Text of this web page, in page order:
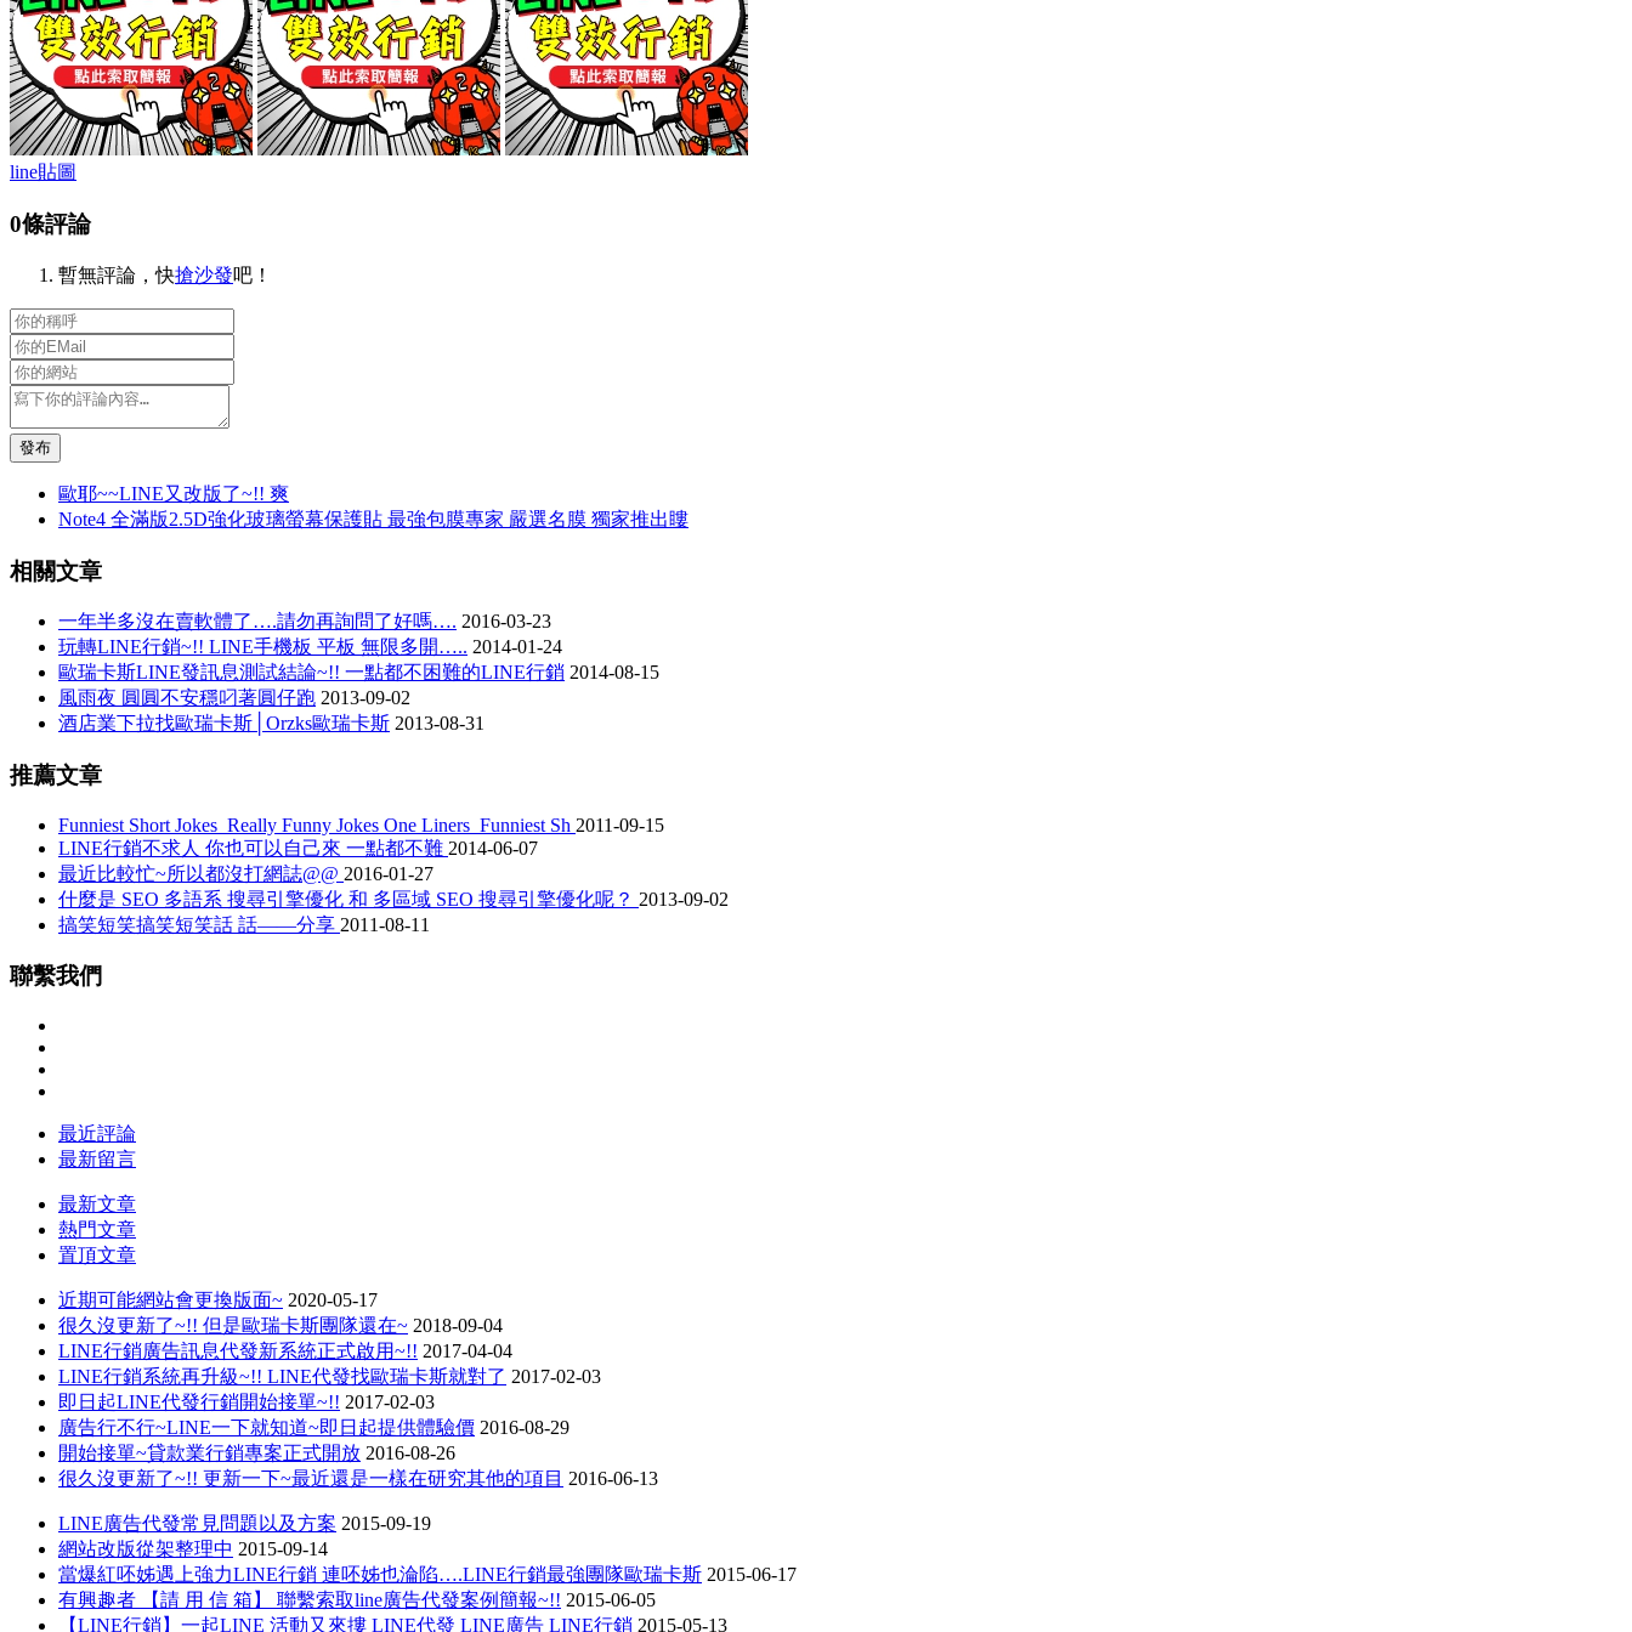
line貼圖
0條評論
暫無評論，快搶沙發吧！
發布
歐耶~~LINE又改版了~!! 爽
Note4 全滿版2.5D強化玻璃螢幕保護貼 最強包膜專家 嚴選名膜 獨家推出瞜
相關文章
一年半多沒在賣軟體了….請勿再詢問了好嗎…. 2016-03-23
玩轉LINE行銷~!! LINE手機板 平板 無限多開….. 2014-01-24
歐瑞卡斯LINE發訊息測試結論~!! 一點都不困難的LINE行銷 2014-08-15
風雨夜 圓圓不安穩叼著圓仔跑 2013-09-02
酒店業下拉找歐瑞卡斯│Orzks歐瑞卡斯 2013-08-31
推薦文章
Funniest Short Jokes_Really Funny Jokes One Liners_Funniest Sh 2011-09-15
LINE行銷不求人 你也可以自己來 一點都不難 2014-06-07
最近比較忙~所以都沒打網誌@@ 2016-01-27
什麼是 SEO 多語系 搜尋引擎優化 和 多區域 SEO 搜尋引擎優化呢？ 2013-09-02
搞笑短笑搞笑短笑話 話——分享 2011-08-11
聯繫我們
最近評論
最新留言
最新文章
熱門文章
置頂文章
近期可能網站會更換版面~ 2020-05-17
很久沒更新了~!! 但是歐瑞卡斯團隊還在~ 2018-09-04
LINE行銷廣告訊息代發新系統正式啟用~!! 2017-04-04
LINE行銷系統再升級~!! LINE代發找歐瑞卡斯就對了 2017-02-03
即日起LINE代發行銷開始接單~!! 2017-02-03
廣告行不行~LINE一下就知道~即日起提供體驗價 2016-08-29
開始接單~貸款業行銷專案正式開放 2016-08-26
很久沒更新了~!! 更新一下~最近還是一樣在研究其他的項目 2016-06-13
LINE廣告代發常見問題以及方案 2015-09-19
網站改版從架整理中 2015-09-14
當爆紅呸姊遇上強力LINE行銷 連呸姊也淪陷….LINE行銷最強團隊歐瑞卡斯 2015-06-17
有興趣者 【請 用 信 箱】 聯繫索取line廣告代發案例簡報~!! 2015-06-05
【LINE行銷】一起LINE 活動又來摟 LINE代發 LINE廣告 LINE行銷 2015-05-13